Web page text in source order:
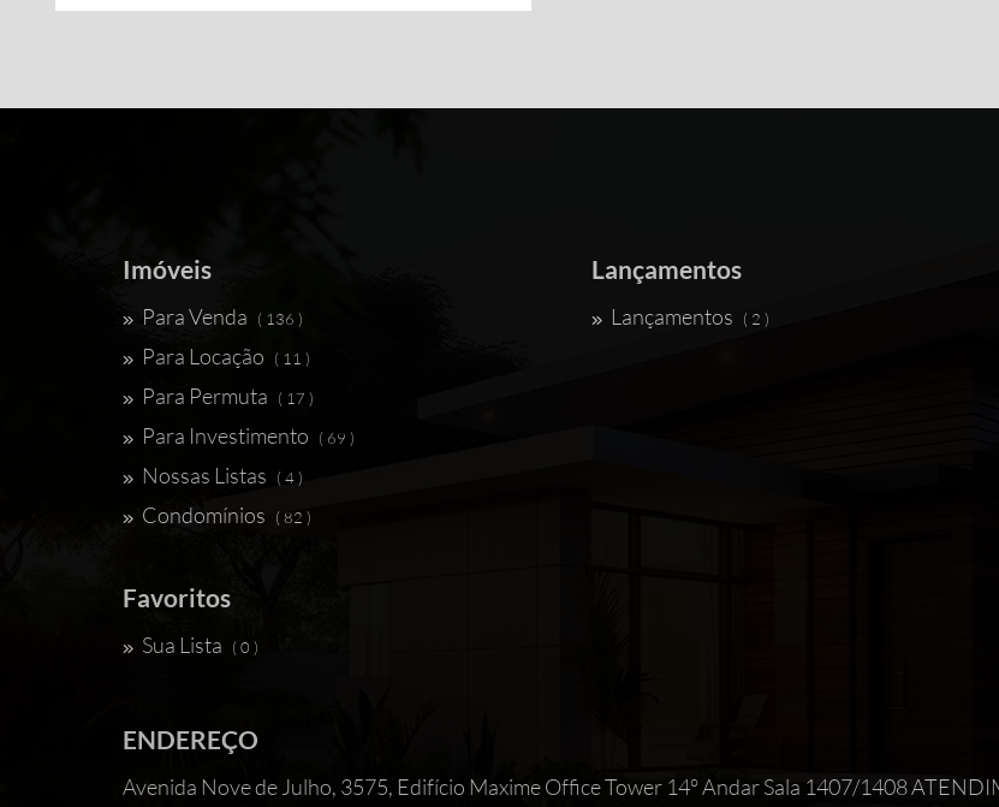
Imóveis
Para Venda ( 136 )
Para Locação ( 11 )
Para Permuta ( 17 )
Para Investimento ( 69 )
Nossas Listas ( 4 )
Condomínios ( 82 )
Favoritos
Sua Lista ( 0 )
Lançamentos
Lançamentos ( 2 )
ENDEREÇO
Avenida Nove de Julho, 3575, Edifício Maxime Office Tower 14° Andar Sala 1407/1408